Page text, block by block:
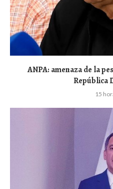
ANPA: amenaza de la
República
15